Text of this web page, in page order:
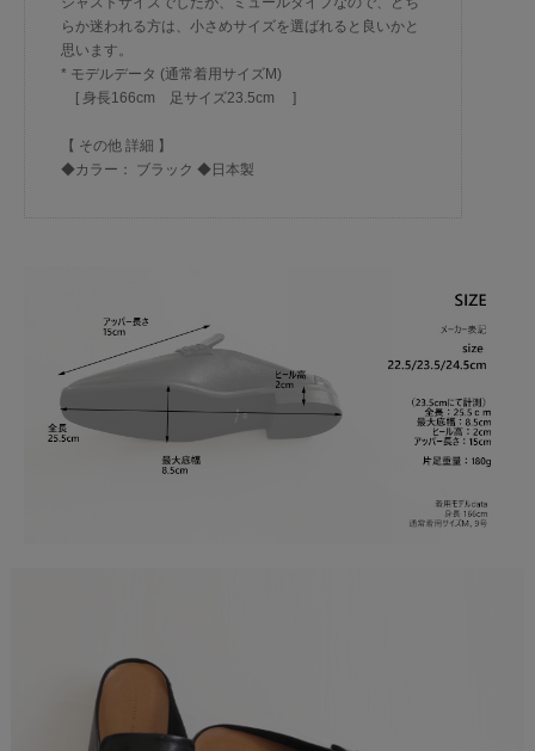
らか迷われる方は、小さめサイズを選ばれると良いかと
思います。
* モデルデータ (通常着用サイズM)
[ 身長166cm 足サイズ23.5cm ]
【 その他 詳細 】
◆カラー： ブラック ◆日本製